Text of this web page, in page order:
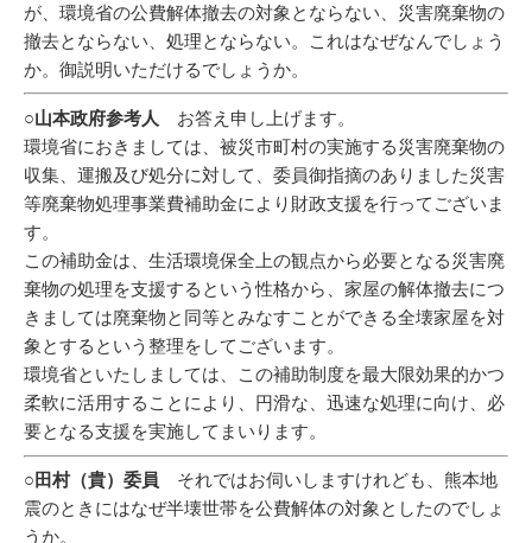
が、環境省の公費解体撤去の対象とならない、災害廃棄物の
撤去とならない、処理とならない。これはなぜなんでしょう
か。御説明いただけるでしょうか。
○山本政府参考人
お答え申し上げます。
環境省におきましては、被災市町村の実施する災害廃棄物の
収集、運搬及び処分に対して、委員御指摘のありました災害
等廃棄物処理事業費補助金により財政支援を行ってございま
す。
この補助金は、生活環境保全上の観点から必要となる災害廃
棄物の処理を支援するという性格から、家屋の解体撤去につ
きましては廃棄物と同等とみなすことができる全壊家屋を対
象とするという整理をしてございます。
環境省といたしましては、この補助制度を最大限効果的かつ
柔軟に活用することにより、円滑な、迅速な処理に向け、必
要となる支援を実施してまいります。
○田村（貴）委員 それではお伺いしますけれども、熊本地
震のときにはなぜ半壊世帯を公費解体の対象としたのでしょ
うか。